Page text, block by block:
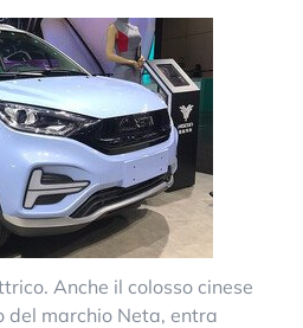
Anche il colosso cinese
del marchio Neta, entra